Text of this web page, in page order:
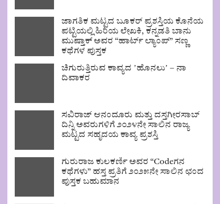
ಜಾಗತಿಕ ಮಟ್ಟದ ಬೂಕರ್ ಪ್ರಶಸ್ತಿಯ ಕೊನೆಯ
ಪಟ್ಟಿಯಲ್ಲಿ ಹಿರಿಯ ಲೇಖಕಿ, ಕನ್ನಡತಿ ಬಾನು
ಮುಷ್ತಾಕ್ ಅವರ “ಹಾರ್ಟ್ ಲ್ಯಾಂಪ್” ಸಣ್ಣ
ಕಥೆಗಳ ಪುಸ್ತಕ
ಚಿಗುರುತ್ತಿರುವ ಕಾವ್ಯದ ʼಹೊನಲುʼ – ನಾ
ದಿವಾಕರ
ಸವಿರಾಜ್ ಆನಂದೂರು ಮತ್ತು ದಸ್ತಗೀರಸಾಬ್
ದಿನ್ನಿ ಅವರುಗಳಿಗೆ ೨೦೨೪ನೇ ಸಾಲಿನ ರಾಜ್ಯ
ಮಟ್ಟದ ಸಹೃದಯ ಕಾವ್ಯ ಪ್ರಶಸ್ತಿ
ಗುರುರಾಜ ಕುಲಕರ್ಣಿ ಅವರ “Codeಗನ
ಕಥೆಗಳು” ಹಸ್ತ ಪ್ರತಿಗೆ ೨೦೨೫ನೇ ಸಾಲಿನ ಛಂದ
ಪುಸ್ತಕ ಬಹುಮಾನ